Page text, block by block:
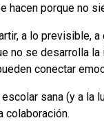
hacen porque no
a lo previsible,
no se desarrolla
conectar
sana (y a
colaboración.